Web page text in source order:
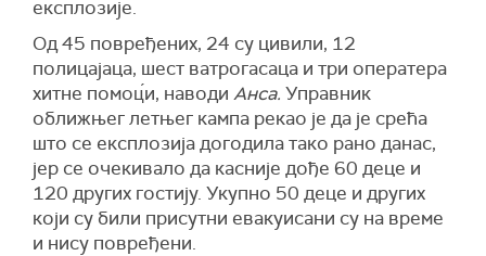
експлозије.
Од 45 повређених, 24 су цивили, 12
полицајаца, шест ватрогасаца и три оператера
хитне помоц́и, наводи Анса. Управник
оближњег летњег кампа рекао је да је срећа
што се експлозија догодила тако рано данас,
јер се очекивало да касније дође 60 деце и
120 других гостију. Укупно 50 деце и других
који су били присутни евакуисани су на време
и нису повређени.